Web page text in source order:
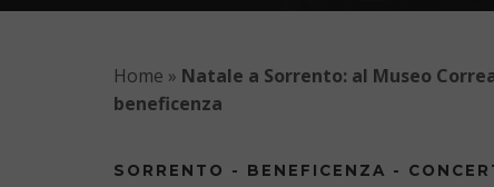
Home » Natale a Sorrento: al Museo
beneficenza
SORRENTO - BENEFICENZA -